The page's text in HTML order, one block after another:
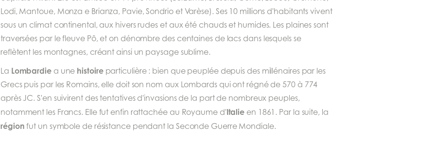
Lodi, Mantoue, Monza e Brianza, Pavie, Sondrio et Varèse). Ses 10 millions d'habitants vivent
sous un climat continental, aux hivers rudes et aux été chauds et humides. Les plaines sont
traversées par le fleuve Pô, et on dénombre des centaines de lacs dans lesquels se
reflètent les montagnes, créant ainsi un paysage sublime.
La Lombardiea une histoireparticulière : bien que peuplée depuis des millénaires par les
Grecs puis par les Romains, elle doit son nom aux Lombards qui ont régné de 570 à 774
après JC. S'en suivirent des tentatives d'invasions de la part de nombreux peuples,
notamment les Francs. Elle fut enfin rattachée au Royaume d'Italie en 1861. Par la suite, la
région fut un symbole de résistance pendant la Seconde Guerre Mondiale.